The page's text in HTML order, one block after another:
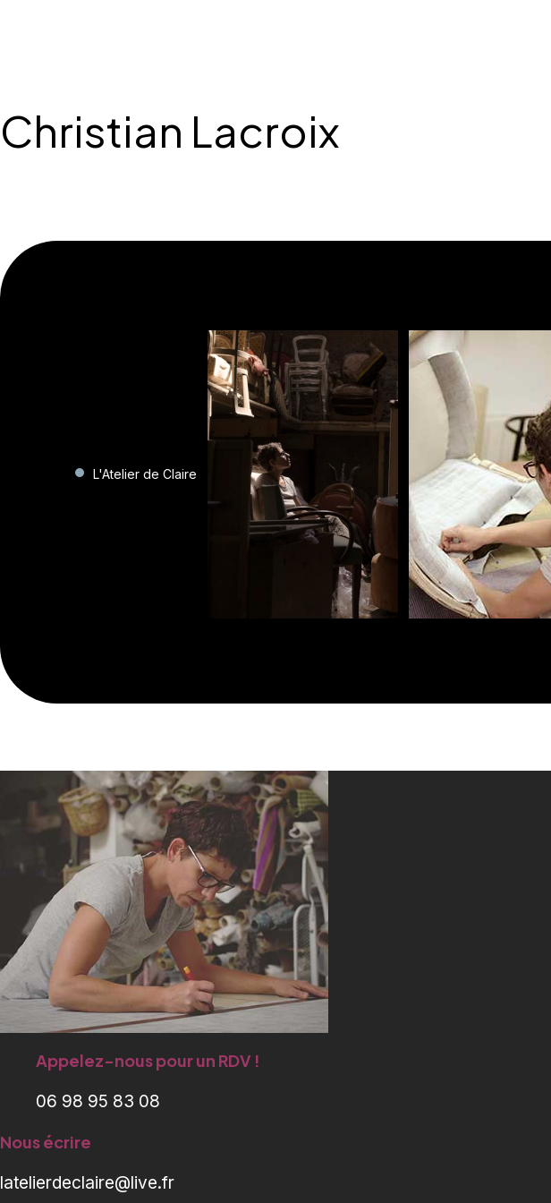
Christian Lacroix
L'Atelier de Claire
Appelez-nous pour un RDV !
06 98 95 83 08
Nous écrire
latelierdeclaire@live.fr